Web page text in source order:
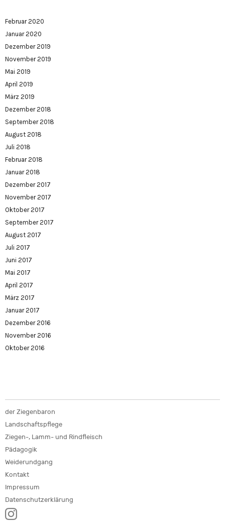
Februar 2020
Januar 2020
Dezember 2019
November 2019
Mai 2019
April 2019
März 2019
Dezember 2018
September 2018
August 2018
Juli 2018
Februar 2018
Januar 2018
Dezember 2017
November 2017
Oktober 2017
September 2017
August 2017
Juli 2017
Juni 2017
Mai 2017
April 2017
März 2017
Januar 2017
Dezember 2016
November 2016
Oktober 2016
der Ziegenbaron
Landschaftspflege
Ziegen-, Lamm- und Rindfleisch
Pädagogik
Weiderundgang
Kontakt
Impressum
Datenschutzerklärung